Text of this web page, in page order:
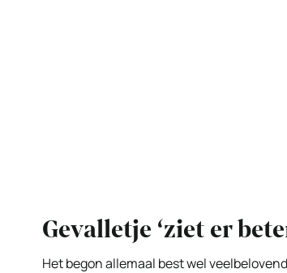
Gevalletje ‘ziet er
Het begon allemaal best wel